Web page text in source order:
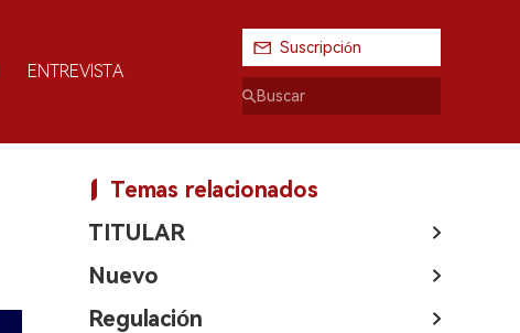
ENTREVISTA
Suscripción
Temas relacionados
TITULAR
Nuevo
Regulación